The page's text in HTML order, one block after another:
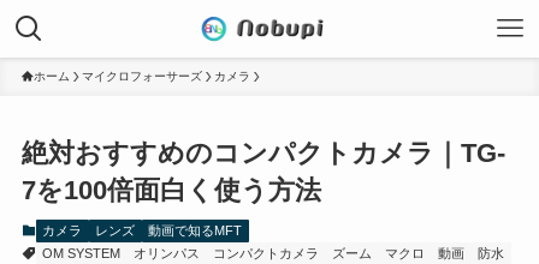
ホーム マイクロフォーサーズ カメラ
絶対おすすめのコンパクトカメラ｜TG-
7を100倍面白く使う方法
カメラ レンズ
動画で知るMFT
OM SYSTEM
オリンパス コンパクトカメラ ズーム マクロ 動画 防水